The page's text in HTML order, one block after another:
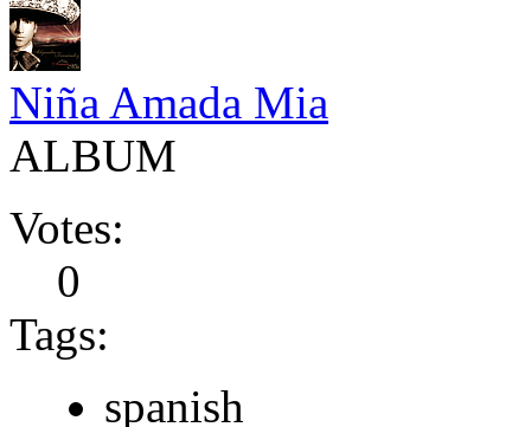
Niña Amada Mia
ALBUM
Votes:
0
Tags:
spanish